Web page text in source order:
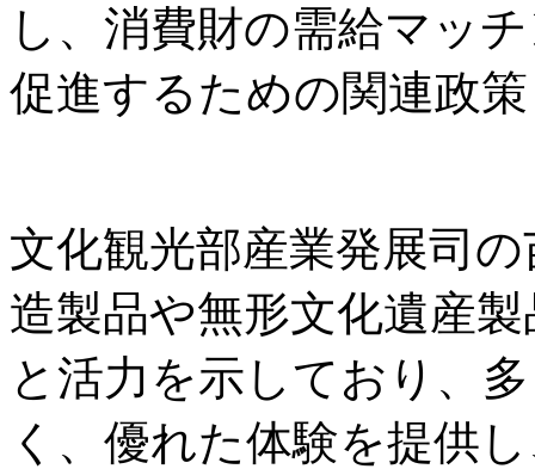
し、消費財の需給マッ
促進するための関連政
文化観光部産業発展司
造製品や無形文化遺産
と活力を示しており、
く、優れた体験を提供